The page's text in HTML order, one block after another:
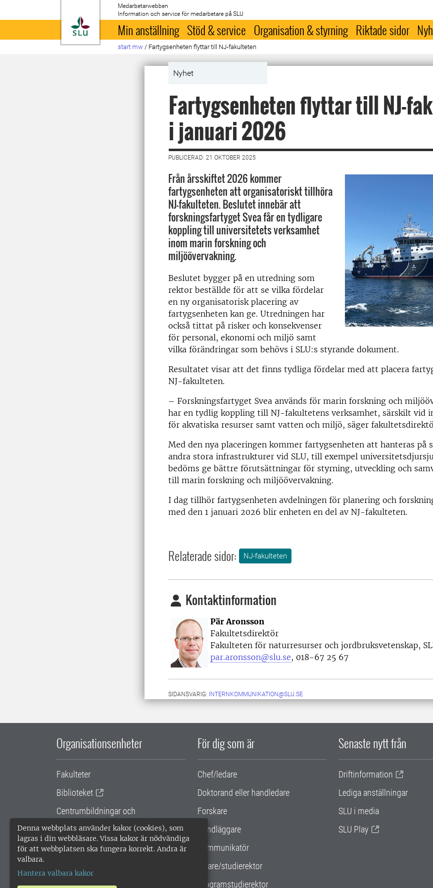
Denna webbplats använder kakor (cookies), som
lagras i din webbläsare. Vissa kakor är nödvändiga
för att webbplatsen ska fungera korrekt. Andra är
valbara.
Hantera valbara kakor
Till startsida
Medarbetarwebben
Information och service för medarbetare på SLU
Min anställning Stöd & service Organisation & styrning Riktade sidor
start mw / Fartygsenheten flyttar till NJ-fakulteten
Nyhet
Fartygsenheten flyttar till NJ-
i januari 2026
PUBLICERAD: 21 OKTOBER 2025
Från årsskiftet 2026 kommer
fartygsenheten att organisatoriskt tillhöra
NJ-fakulteten. Beslutet innebär att
forskningsfartyget Svea får en tydligare
koppling till universitetets verksamhet
inom marin forskning och
miljöövervakning.
Beslutet bygger på en utredning som
rektor beställde för att se vilka fördelar
en ny organisatorisk placering av
fartygsenheten kan ge. Utredningen har
också tittat på risker och konsekvenser
för personal, ekonomi och miljö samt
vilka förändringar som behövs i SLU:s styrande dokument.
Resultatet visar att det finns tydliga fördelar med att placera
NJ-fakulteten.
– Forskningsfartyget Svea används för marin forskning och
har en tydlig koppling till NJ-fakultetens verksamhet, särskilt vid
för akvatiska resurser samt vatten och miljö, säger
Med den nya placeringen kommer fartygsenheten att hanteras på
andra stora infrastrukturer vid SLU, till exempel
bedöms ge bättre förutsättningar för styrning, utveckling och
till marin forskning och miljöövervakning.
I dag tillhör fartygsenheten avdelningen för planering och
med den 1 januari 2026 blir enheten en del av NJ-fakulteten.
Relaterade sidor: NJ-fakulteten
Kontaktinformation
Pär Aronsson
Fakultetsdirektör
Fakulteten för naturresurser och jordbruksvetenskap,
par.aronsson@slu.se, 018-67 25 67
SIDANSVARIG: INTERNKOMMUNIKATION@SLU.SE
Organisationsenheter
Fakulteter
Biblioteket
Centrumbildningar och
samarbetsprojekt
Gemensamma verksamhetsstödet
För dig som är
Chef/ledare
Doktorand eller handledare
Forskare
Handläggare
Kommunikatör
Lärare/studierektor
Programstudierektor
Senaste nytt från
Driftinformation
Lediga anställningar
SLU i media
SLU Play